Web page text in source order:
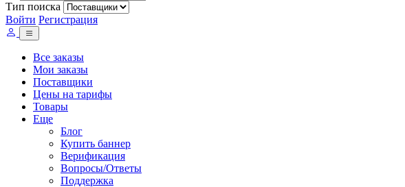
Тип поиска
Войти Регистрация
Все заказы
Мои заказы
Поставщики
Цены на тарифы
Товары
Еще
Блог
Купить баннер
Верификация
Вопросы/Ответы
Поддержка